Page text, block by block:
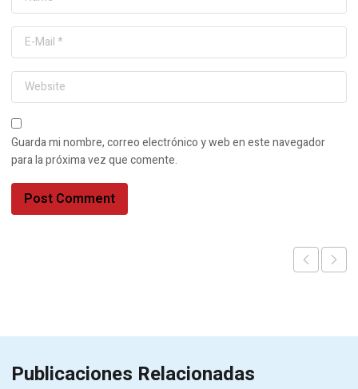
Guarda mi nombre, correo electrónico y web en este navegador
para la próxima vez que comente.
Publicaciones Relacionadas